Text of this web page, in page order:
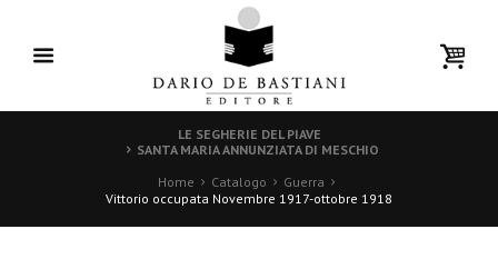
LE SEGHERIE DEL PIAVE
SANTA MARIA ANNUNZIATA DI MESCHIO
Home
Catalogo
Guerra
Vittorio occupata Novembre 1917-ottobre 1918